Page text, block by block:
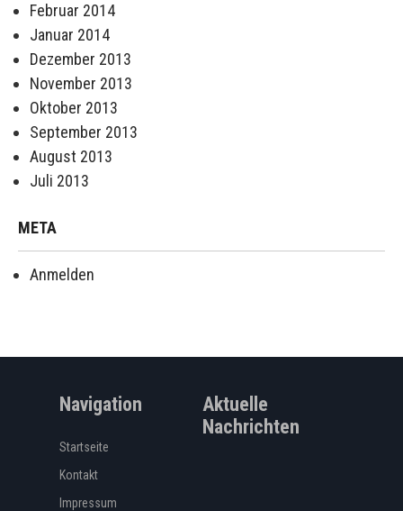
Februar 2014
Januar 2014
Dezember 2013
November 2013
Oktober 2013
September 2013
August 2013
Juli 2013
META
Anmelden
Navigation
Startseite
Kontakt
Impressum
Aktuelle
Nachrichten